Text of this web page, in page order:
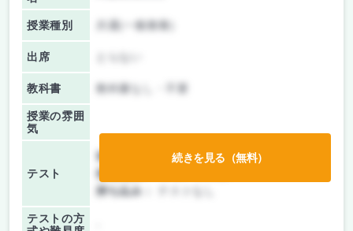
授業種別 共通(一般教養)
出席
教科書 教科書なし・不要
授業の雰囲
気
テスト
前期/中間：
授業無し
後期/期末：
持ち込み：
テストの方
続きを見る（無料）